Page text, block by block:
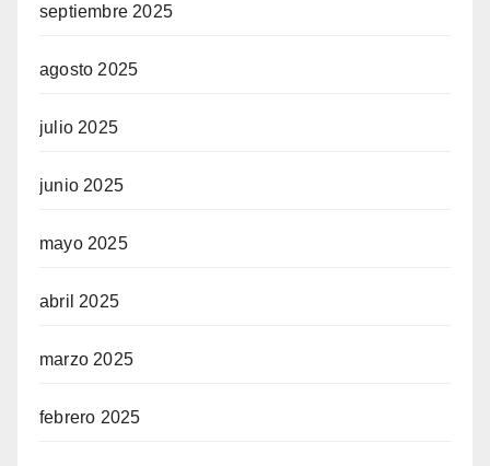
septiembre 2025
agosto 2025
julio 2025
junio 2025
mayo 2025
abril 2025
marzo 2025
febrero 2025